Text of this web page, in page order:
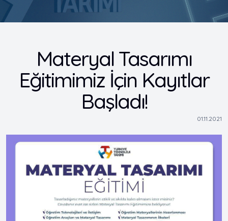
Materyal Tasarımı
Eğitimimiz İçin Kayıtlar
Başladı!
01.11.2021